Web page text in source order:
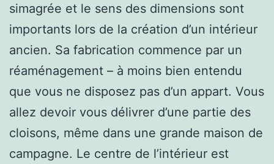
simagrée et le sens des dimensions sont
importants lors de la création d’un intérieur
ancien. Sa fabrication commence par un
réaménagement – à moins bien entendu
que vous ne disposez pas d’un appart. Vous
allez devoir vous délivrer d’une partie des
cloisons, même dans une grande maison de
campagne. Le centre de l’intérieur est